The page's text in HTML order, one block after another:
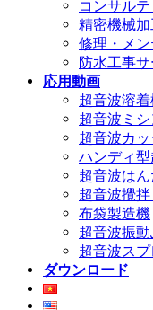
コンサル
精密機械
修理・メ
防水工事
応用動画
超音波溶
超音波ミシ
超音波カ
ハンディ
超音波は
超音波攪
布袋製造機
超音波振
超音波ス
ダウンロード